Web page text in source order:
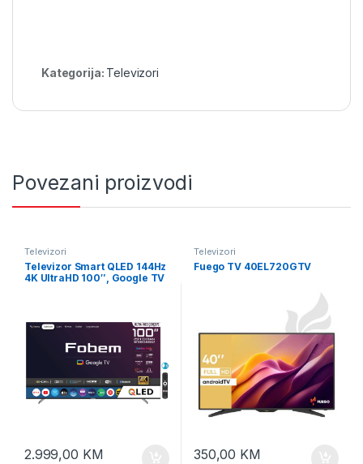
Kategorija: Televizori
Povezani proizvodi
Televizori
Televizor Smart QLED 144Hz
4K UltraHD 100″, Google TV
2.999,00 KM
Televizori
Fuego TV 40EL720GTV
350,00 KM